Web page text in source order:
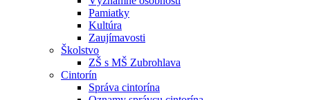
Pamiatky
Kultúra
Zaujímavosti
Školstvo
ZŠ s MŠ Zubrohlava
Cintorín
Správa cintorína